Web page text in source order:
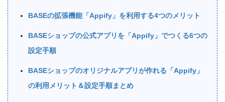
BASEの拡張機能「Appify」を利用する4つのメリット
BASEショップの公式アプリを「Appify」でつくる6つの
設定手順
BASEショップのオリジナルアプリが作れる「Appify」
の利用メリット＆設定手順まとめ